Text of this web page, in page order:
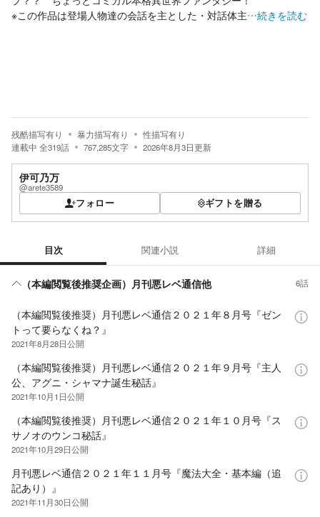
※この作品は登場人物達の会話を主とした・対話体主…続きを読む
残酷描写有り 暴力描写有り
性描写有り
連載中 全319話 767,285文字 2026年8月3日更新
伊可乃万
@arete3589
フォロー ギフトを贈る
目次 関連小説 詳細
（本編閲覧後推奨企画）月刊悪レベ通信他 6話
（本編閲覧後推奨）月刊悪レベ通信２０２１年８月号『ゼン
トって要らなくね？』
2021年8月28日公開
（本編閲覧後推奨）月刊悪レベ通信２０２１年９月号『主人
公、アグニ・シャマナ誕生秘話』
2021年10月1日公開
（本編閲覧後推奨）月刊悪レベ通信２０２１年１０月号『ス
サノオのウンコ秘話』
2021年10月29日公開
月刊悪レベ通信２０２１年１１月号『魔法大全・基本編（追
記あり）』
2021年11月30日公開